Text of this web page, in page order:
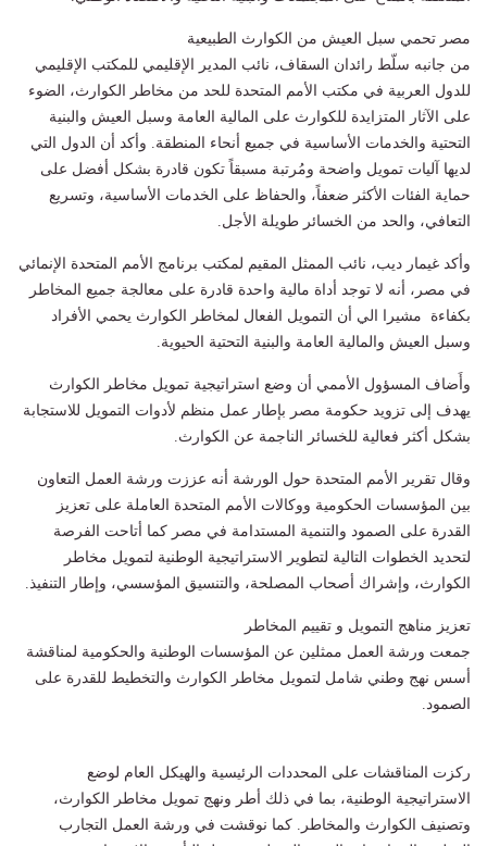
مصر تحمي سبل العيش من الكوارث الطبيعية
من جانبه سلّط رائدان السقاف، نائب المدير الإقليمي للمكتب الإقليمي
للدول العربية في مكتب الأمم المتحدة للحد من مخاطر الكوارث، الضوء
على الآثار المتزايدة للكوارث على المالية العامة وسبل العيش والبنية
التحتية والخدمات الأساسية في جميع أنحاء المنطقة. وأكد أن الدول التي
لديها آليات تمويل واضحة ومُرتبة مسبقاً تكون قادرة بشكل أفضل على
حماية الفئات الأكثر ضعفاً، والحفاظ على الخدمات الأساسية، وتسريع
التعافي، والحد من الخسائر طويلة الأجل.
وأكد غيمار ديب، نائب الممثل المقيم لمكتب برنامج الأمم المتحدة الإنمائي
في مصر، أنه لا توجد أداة مالية واحدة قادرة على معالجة جميع المخاطر
بكفاءة مشيرا الي أن التمويل الفعال لمخاطر الكوارث يحمي الأفراد
وسبل العيش والمالية العامة والبنية التحتية الحيوية.
وأَضاف المسؤول الأممي أن وضع استراتيجية تمويل مخاطر الكوارث
يهدف إلى تزويد حكومة مصر بإطار عمل منظم لأدوات التمويل للاستجابة
بشكل أكثر فعالية للخسائر الناجمة عن الكوارث.
وقال تقرير الأمم المتحدة حول الورشة أنه عززت ورشة العمل التعاون
بين المؤسسات الحكومية ووكالات الأمم المتحدة العاملة على تعزيز
القدرة على الصمود والتنمية المستدامة في مصر كما أتاحت الفرصة
لتحديد الخطوات التالية لتطوير الاستراتيجية الوطنية لتمويل مخاطر
الكوارث، وإشراك أصحاب المصلحة، والتنسيق المؤسسي، وإطار التنفيذ.
تعزيز مناهج التمويل و تقييم المخاطر
جمعت ورشة العمل ممثلين عن المؤسسات الوطنية والحكومية لمناقشة
أسس نهج وطني شامل لتمويل مخاطر الكوارث والتخطيط للقدرة على
الصمود.
ركزت المناقشات على المحددات الرئيسية والهيكل العام لوضع
الاستراتيجية الوطنية، بما في ذلك أطر ونهج تمويل مخاطر الكوارث،
وتصنيف الكوارث والمخاطر. كما نوقشت في ورشة العمل التجارب